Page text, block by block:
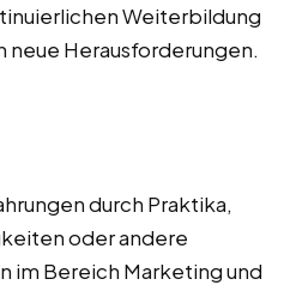
Weiterbildung
neue Herausforderungen.
durch Praktika,
oder andere
im Bereich Marketing und